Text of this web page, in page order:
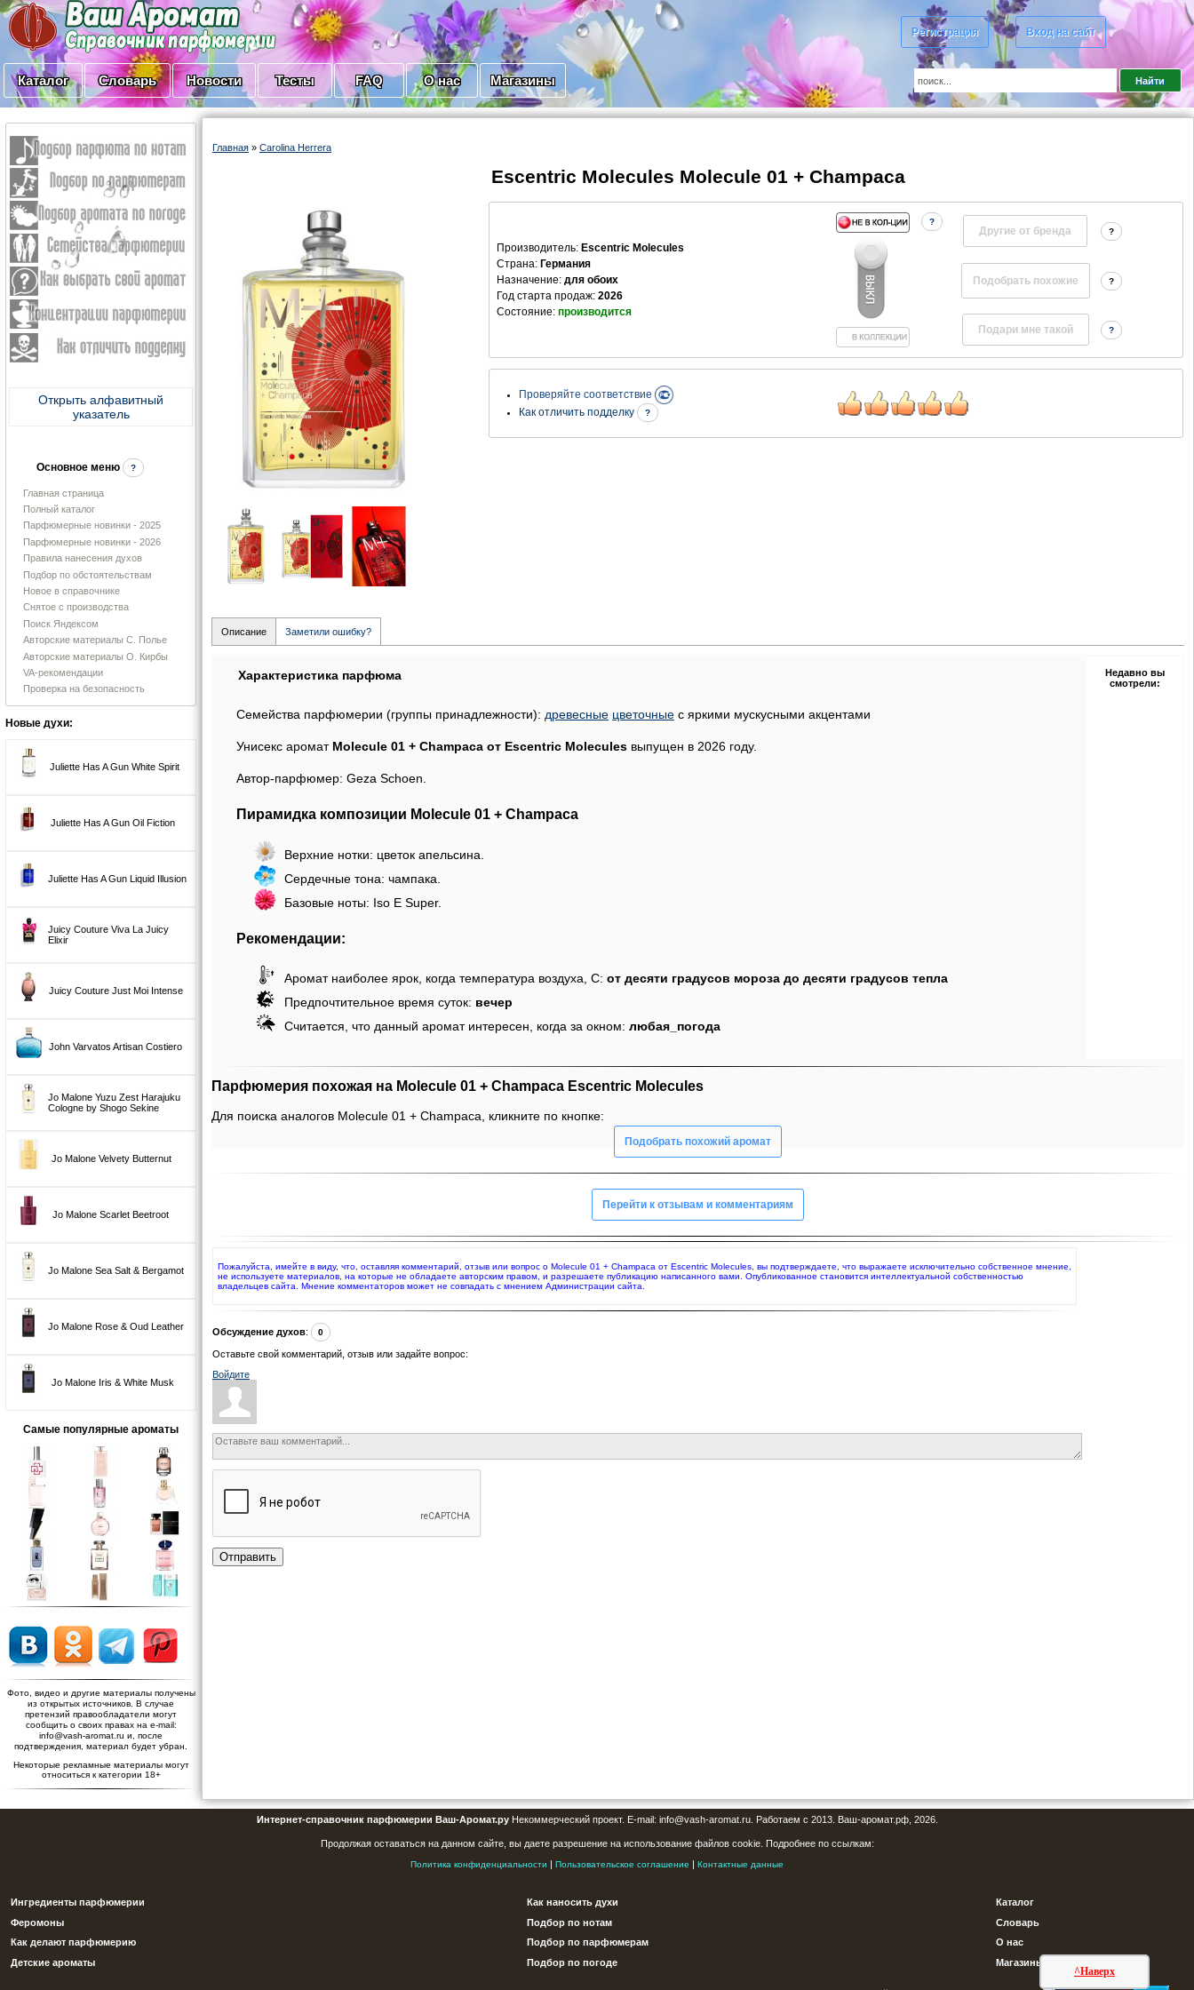
Регистрация Вход на сайт
Каталог Словарь Новости Тесты FAQ О нас Магазины
Открыть алфавитный
указатель
Основное меню ?
Главная страница
Полный каталог
Парфюмерные новинки - 2025
Парфюмерные новинки - 2026
Правила нанесения духов
Подбор по обстоятельствам
Новое в справочнике
Снятое с производства
Поиск Яндексом
Авторские материалы С. Полье
Авторские материалы О. Кирбы
VA-рекомендации
Проверка на безопасность
Новые духи:
Juliette Has A Gun White Spirit
Juliette Has A Gun Oil Fiction
Juliette Has A Gun Liquid Illusion
Juicy Couture Viva La Juicy
Elixir
Juicy Couture Just Moi Intense
John Varvatos Artisan Costiero
Jo Malone Yuzu Zest Harajuku
Cologne by Shogo Sekine
Jo Malone Velvety Butternut
Jo Malone Scarlet Beetroot
Jo Malone Sea Salt & Bergamot
Jo Malone Rose & Oud Leather
Jo Malone Iris & White Musk
Самые популярные ароматы
Фото, видео и другие материалы получены
из открытых источников. В случае
претензий правообладатели могут
сообщить о своих правах на e-mail:
info@vash-aromat.ru и, после
подтверждения, материал будет убран.
Некоторые рекламные материалы могут
относиться к категории 18+
Главная » Carolina Herrera
Escentric Molecules Molecule 01 + Champaca
Производитель: Escentric Molecules
Страна: Германия
Назначение: для обоих
Год старта продаж: 2026
Состояние: производится
?
Другие от бренда ?
?
?
Проверяйте соответствие
Как отличить подделку
?
Описание Заметили ошибку?
Характеристика парфюма
Семейства парфюмерии (группы принадлежности): древесные цветочные с яркими мускусными акцентами
Унисекс аромат Molecule 01 + Champaca от Escentric Molecules выпущен в 2026 году.
Автор-парфюмер: Geza Schoen.
Пирамидка композиции Molecule 01 + Champaca
Верхние нотки: цветок апельсина.
Сердечные тона: чампака.
Базовые ноты: Iso E Super.
Рекомендации:
Аромат наиболее ярок, когда температура воздуха, С: от десяти градусов мороза до десяти градусов тепла
Предпочтительное время суток: вечер
Считается, что данный аромат интересен, когда за окном: любая_погода
Недавно вы
смотрели:
Парфюмерия похожая на Molecule 01 + Champaca Escentric Molecules
Для поиска аналогов Molecule 01 + Champaca, кликните по кнопке:
Подобрать похожий аромат
Перейти к отзывам и комментариям
Пожалуйста, имейте в виду, что, оставляя комментарий, отзыв или вопрос о Molecule 01 + Champaca от Escentric Molecules, вы подтверждаете, что выражаете исключительно собственное мнение,
не используете материалов, на которые не обладаете авторским правом, и разрешаете публикацию написанного вами. Опубликованное становится интеллектуальной собственностью
владельцев сайта. Мнение комментаторов может не совпадать с мнением Администрации сайта.
Обсуждение духов: 0
Оставьте свой комментарий, отзыв или задайте вопрос:
Войдите
Отправить
^Наверх
Интернет-справочник парфюмерии Ваш-Аромат.руНекоммерческий проект. E-mail: info@vash-aromat.ru. Работаем с 2013. Ваш-аромат.рф, 2026.
Продолжая оставаться на данном сайте, вы даете разрешение на использование файлов cookie. Подробнее по ссылкам:
Политика конфиденциальности | Пользовательское соглашение | Контактные данные
Ингредиенты парфюмерии
Феромоны
Как делают парфюмерию
Детские ароматы
Как наносить духи
Подбор по нотам
Подбор по парфюмерам
Подбор по погоде
Каталог
Словарь
О нас
Магазины